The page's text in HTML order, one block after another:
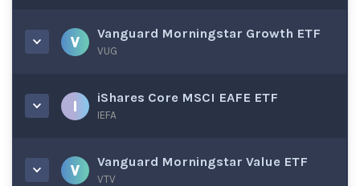
Vanguard Morningstar Growth ETF
VUG
iShares Core MSCI EAFE ETF
IEFA
Vanguard Morningstar Value ETF
VTV